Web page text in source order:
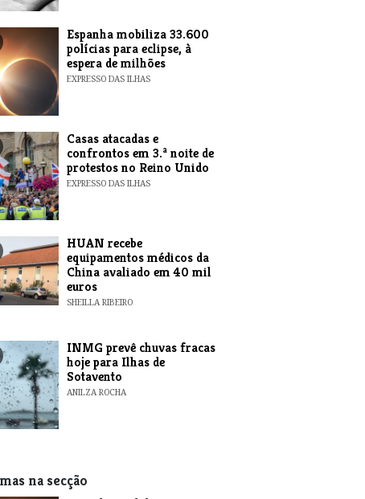
Espanha mobiliza 33.600
polícias para eclipse, à
espera de milhões
EXPRESSO DAS ILHAS
Casas atacadas e
confrontos em 3.ª noite de
protestos no Reino Unido
EXPRESSO DAS ILHAS
HUAN recebe
equipamentos médicos da
China avaliado em 40 mil
euros
SHEILLA RIBEIRO
INMG prevê chuvas fracas
hoje para Ilhas de
Sotavento
ANILZA ROCHA
na secção